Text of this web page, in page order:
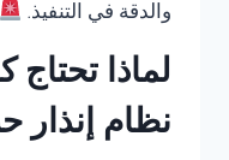
والدقة في التنفيذ.
لماذا
نظام إنذار